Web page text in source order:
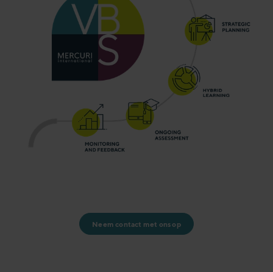
Neem contact met ons op